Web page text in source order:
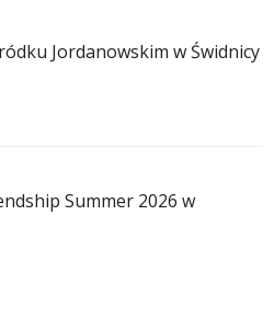
Jordanowskim w Świdnicy
Summer 2026 w